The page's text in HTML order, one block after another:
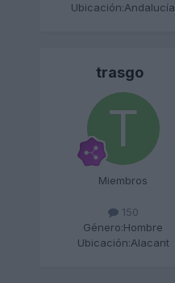
Ubicación:Andalucía
trasgo
Miembros
150
Género:Hombre
Ubicación:Alacant